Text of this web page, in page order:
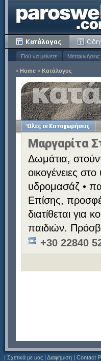
Πού να μείνετε Μετακινήσεις
» Home » Κατάλογος
Μαργαρίτα
Δωμάτια,
οικογένειες
υδρομασάζ •
Επίσης,
διατίθεται για
παιδιών.
+30 22840
| Σχετικά με μας | Διαφήμιση | Contact